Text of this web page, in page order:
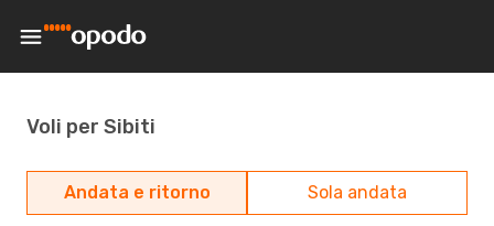
Voli per Sibiti
Andata e ritorno Sola andata